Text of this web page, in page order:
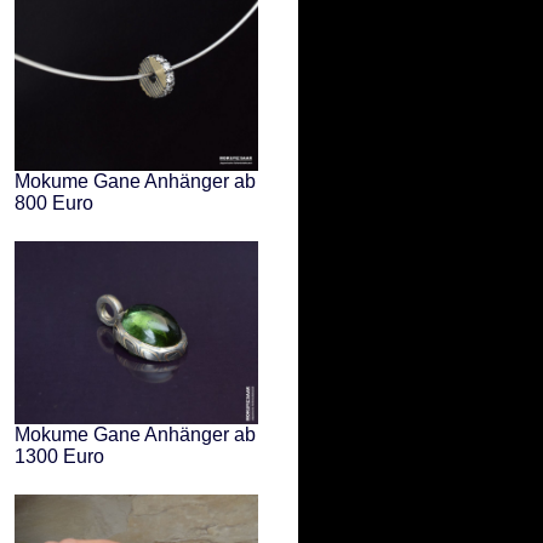
Mokume Gane Anhänger ab
800 Euro
Mokume Gane Anhänger ab
1300 Euro